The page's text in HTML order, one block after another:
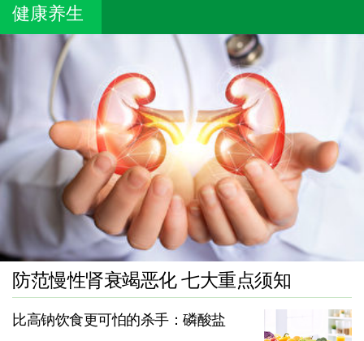
健康养生
防范慢性肾衰竭恶化 七大重点须知
比高钠饮食更可怕的杀手：磷酸盐